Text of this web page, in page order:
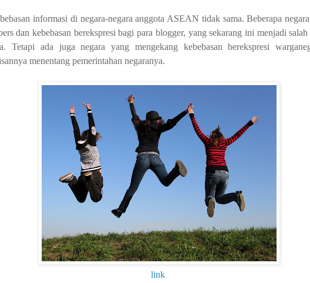
informasi di negara-negara anggota ASEAN tidak sama. Beberapa
dan kebebasan berekspresi bagi para blogger, yang sekarang ini menjadi
Tetapi ada juga negara yang mengekang kebebasan berekspresi
menentang pemerintahan negaranya.
link